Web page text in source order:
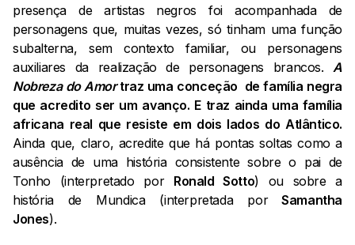
presença de artistas negros foi acompanhada de
personagens que, muitas vezes, só tinham uma função
subalterna, sem contexto familiar, ou personagens
auxiliares da realização de personagens brancos.
A
Nobreza do Amortraz uma conceção de família negra
que acredito ser um avanço. E traz ainda uma família
africana real que resiste em dois lados do Atlântico.
Ainda que, claro, acredite que há pontas soltas como a
ausência de uma história consistente sobre o pai de
Tonho (interpretado por Ronald Sotto) ou sobre a
história de Mundica (interpretada porSamantha
Jones).